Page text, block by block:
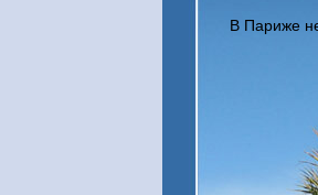
В Париже